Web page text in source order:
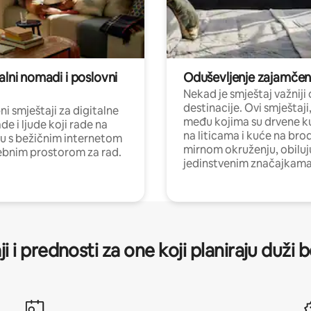
nomadi i poslovni
smještaji za digitalne
i ljude koji rade na
s bežičnim internetom
prostorom za rad.
Oduševljenje
Nekad je smještaj važniji
destinacije. Ovi smještaji,
među kojima su drvene
na liticama i kuće na
mirnom okruženju,
jedinstvenim
i prednosti za one koji planiraju duži